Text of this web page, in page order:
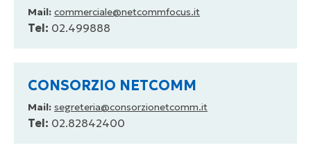
Mail: commerciale@netcommfocus.it
Tel: 02.499888
CONSORZIO NETCOMM
Mail: segreteria@consorzionetcomm.it
Tel: 02.82842400